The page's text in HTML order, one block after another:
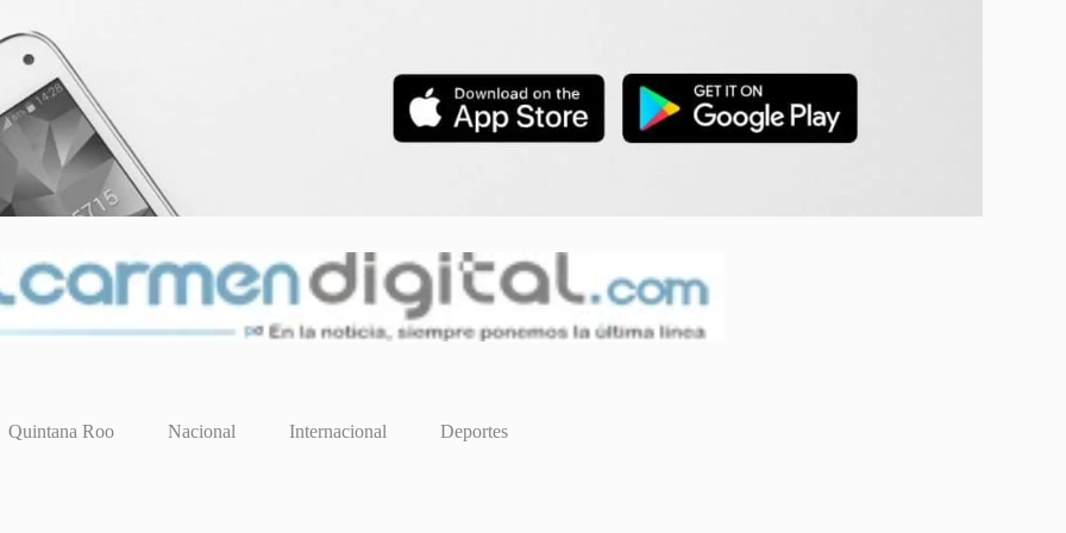
Quintana Roo Nacional Internacional Deportes